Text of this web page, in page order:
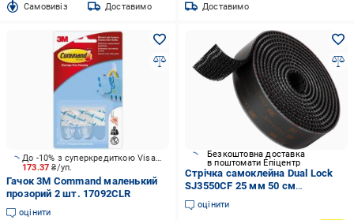
Cамовивіз Доставимо Доставимо
173.37₴/уп.
До -10% з суперкредиткою Visa Вигода
Гачок 3M Command маленький
прозорий 2 шт. 17092CLR
оцінити
Безкоштовна доставка
в поштомати Епіцентр
Стрічка самоклейна Dual Lock
SJ3550CF 25 мм 50 см
(2429406561)
оцінити